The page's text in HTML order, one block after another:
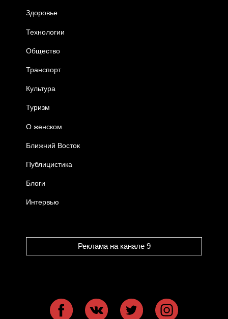
Здоровье
Технологии
Общество
Транспорт
Культура
Туризм
О женском
Ближний Восток
Публицистика
Блоги
Интервью
Реклама на канале 9